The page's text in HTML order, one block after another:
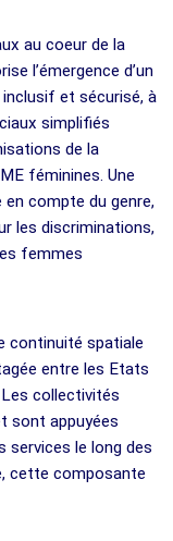
au coeur de la
l’émergence d’un
et sécurisé, à
simplifiés
de la
féminines. Une
compte du genre,
les discriminations,
femmes
continuité spatiale
entre les Etats
collectivités
sont appuyées
services le long des
cette composante